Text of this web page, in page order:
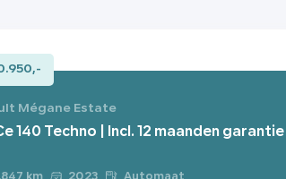
Mégane Estate
140 Techno | Incl. 12 maanden garantie |